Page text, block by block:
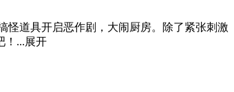
怪道具开启恶作剧，大闹厨房。除了紧张刺激
！...展开